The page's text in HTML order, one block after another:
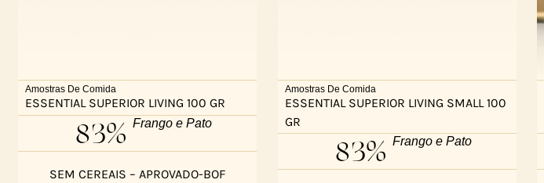
Amostras De Comida
ESSENTIAL SUPERIOR LIVING 100 GR
83% Frango e Pato
SEM CEREAIS – APROVADO-BOF
Amostras De Comida
ESSENTIAL SUPERIOR LIVING SMALL 100
GR
83% Frango e Pato